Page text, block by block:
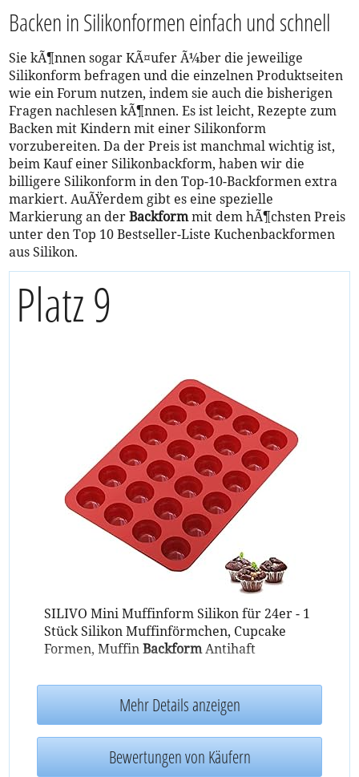
Backen in Silikonformen einfach und schnell
Sie kÃ¶nnen sogar KÃ¤ufer Ã¼ber die jeweilige
Silikonform befragen und die einzelnen Produktseiten
wie ein Forum nutzen, indem sie auch die bisherigen
Fragen nachlesen kÃ¶nnen. Es ist leicht, Rezepte zum
Backen mit Kindern mit einer Silikonform
vorzubereiten. Da der Preis ist manchmal wichtig ist,
beim Kauf einer Silikonbackform, haben wir die
billigere Silikonform in den Top-10-Backformen extra
markiert. AuÃŸerdem gibt es eine spezielle
Markierung an derBackformmit dem hÃ¶chsten Preis
unter den Top 10 Bestseller-Liste Kuchenbackformen
aus Silikon.
Platz 9
SILIVO Mini Muffinform Silikon für 24er - 1
Stück Silikon Muffinförmchen, Cupcake
Formen, MuffinBackformAntihaft
Mehr Details anzeigen
Bewertungen von Käufern